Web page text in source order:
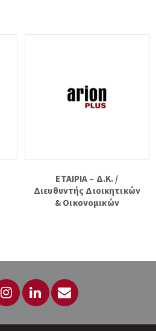
ΕΤΑΙΡΙΑ – Δ.Κ. /
Διευθυντής Διοικητικών
& Οικονομικών